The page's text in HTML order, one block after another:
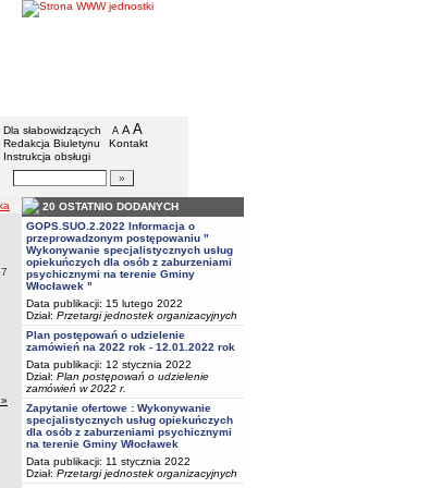
BIP - Gmina Włocławek
Menu dodatkowe
Dla słabowidzących A pomniejsz czcionkę
A standardowy rozmiar czcionki
A
Redakcja Biuletynu
Kontakt
Instrukcja obsługi
Wyszukiwarka artykułów
20 OSTATNIO DODANYCH
GOPS.SUO.2.2022 Informacja o
przeprowadzonym postępowaniu "
Wykonywanie specjalistycznych usług
opiekuńczych dla osób z zaburzeniami
psychicznymi na terenie Gminy
Włocławek "
Data publikacji: 15 lutego 2022
Dział: Przetargi jednostek organizacyjnych
Plan postępowań o udzielenie
zamówień na 2022 rok - 12.01.2022 rok
Data publikacji: 12 stycznia 2022
Dział: Plan postępowań o udzielenie
zamówień w 2022 r.
Zapytanie ofertowe : Wykonywanie
specjalistycznych usług opiekuńczych
dla osób z zaburzeniami psychicznymi
na terenie Gminy Włocławek
Data publikacji: 11 stycznia 2022
Dział: Przetargi jednostek organizacyjnych